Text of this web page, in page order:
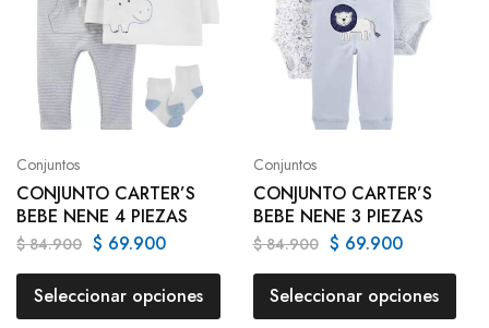
Conjuntos
CONJUNTO CARTER’S
BEBE NENE 4 PIEZAS
$84.900 $ 69.900
Seleccionar opciones
Conjuntos
CONJUNTO CARTER’S
BEBE NENE 3 PIEZAS
$84.900 $ 69.900
Seleccionar opciones